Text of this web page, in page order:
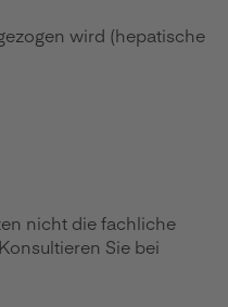
wird (hepatische
nicht die fachliche
Sie bei